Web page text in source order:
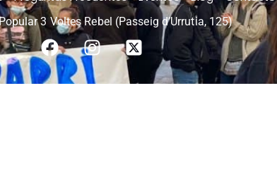
3 Voltes Rebel (Passeig d’Urrutia, 125)